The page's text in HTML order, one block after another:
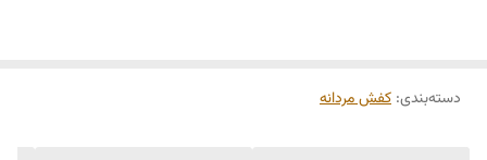
دسته‌بندی: کفش مردانه